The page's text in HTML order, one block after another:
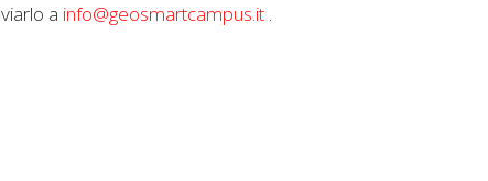
a info@geosmartcampus.it .